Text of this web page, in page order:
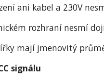
ani kabel a 230V
rozhraní nesmí
mají jmenovitý
signálu